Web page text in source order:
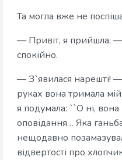
Та могла вже не
— Привіт, я прийшла, —
спокійно.
— З`явилася нарешті!
руках вона тримала
я подумала: ``О ні,
оповідання… Яка
нещодавно
відвертості про